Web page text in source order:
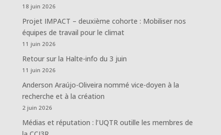
18 juin 2026
Projet IMPACT – deuxième cohorte : Mobiliser nos
équipes de travail pour le climat
11 juin 2026
Retour sur la Halte-info du 3 juin
11 juin 2026
Anderson Araújo-Oliveira nommé vice-doyen à la
recherche et à la création
2 juin 2026
Médias et réputation : l’UQTR outille les membres de